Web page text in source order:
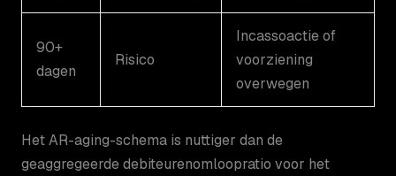
90+
dagen
Risico
Incassoactie of
voorziening
overwegen
Het AR-aging-schema is nuttiger dan de
geaggregeerde debiteurenomloopratio voor het